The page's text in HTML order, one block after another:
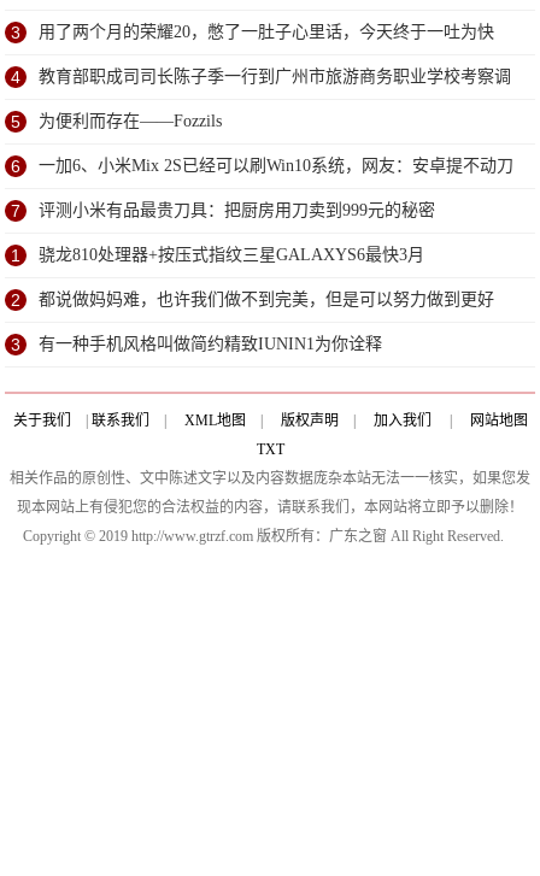
3 用了两个月的荣耀20，憋了一肚子心里话，今天终于一吐为快
4 教育部职成司司长陈子季一行到广州市旅游商务职业学校考察调
研
5 为便利而存在——Fozzils
6 一加6、小米Mix 2S已经可以刷Win10系统，网友：安卓提不动刀
了？
7 评测小米有品最贵刀具：把厨房用刀卖到999元的秘密
1 骁龙810处理器+按压式指纹三星GALAXYS6最快3月
2 都说做妈妈难，也许我们做不到完美，但是可以努力做到更好
3 有一种手机风格叫做简约精致IUNIN1为你诠释
关于我们 联系我们 XML地图 版权声明 加入我们
网站地图
TXT
相关作品的原创性、文中陈述文字以及内容数据庞杂本站无法一一核实，如果您发
现本网站上有侵犯您的合法权益的内容，请联系我们，本网站将立即予以删除！
Copyright © 2019 http://www.gtrzf.com 版权所有：广东之窗 All Right Reserved.